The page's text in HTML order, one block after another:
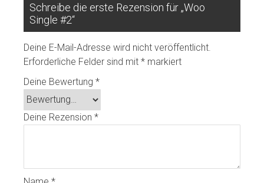
Schreibe die erste Rezension für „Woo
Single #2“
Deine E-Mail-Adresse wird nicht veröffentlicht.
Erforderliche Felder sind mit * markiert
Deine Bewertung *
Deine Rezension *